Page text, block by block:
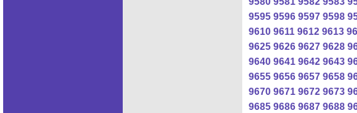
9595 9596 9597 9598
9610 9611 9612 9613
9625 9626 9627 9628
9640 9641 9642 9643
9655 9656 9657 9658
9670 9671 9672 9673
9685 9686 9687 9688